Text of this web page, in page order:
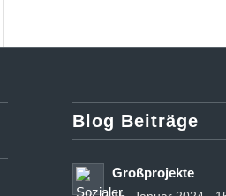
Blog Beiträge
Großprojekte